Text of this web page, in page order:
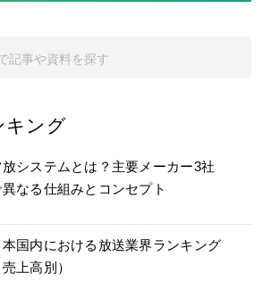
キング
システムとは？主要メーカー3社
異なる仕組みとコンセプト
本国内における放送業界ランキング
売上高別）